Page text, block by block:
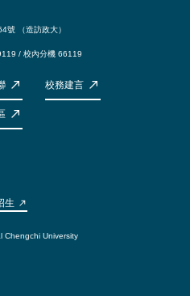
號 （造訪政大）
/ 校內分機 66119
校務建言
生
Chengchi University